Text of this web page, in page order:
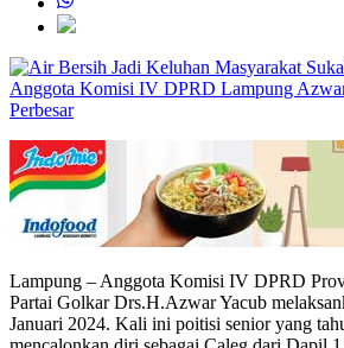
Perbesar
Lampung – Anggota Komisi IV DPRD
Partai Golkar Drs.H.Azwar Yacub
Januari 2024. Kali ini poitisi senior yang